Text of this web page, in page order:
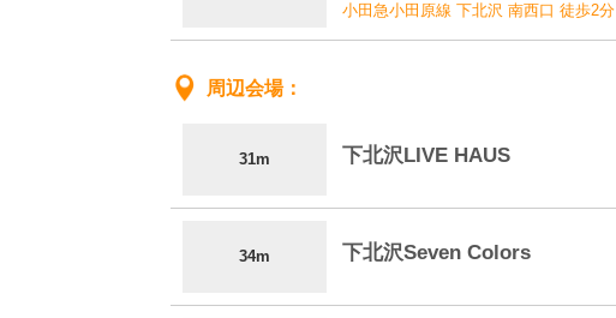
小田急小田原線 下北沢 南西口 徒歩2分
周辺会場
31m 下北沢LIVE HAUS
34m 下北沢Seven Colors